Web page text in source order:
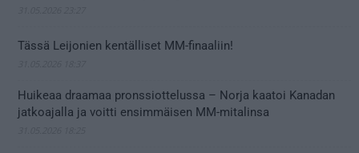
Tässä Leijonien kentälliset MM-finaaliin!
Huikeaa draamaa pronssiottelussa – Norja kaatoi Kanadan
jatkoajalla ja voitti ensimmäisen MM-mitalinsa